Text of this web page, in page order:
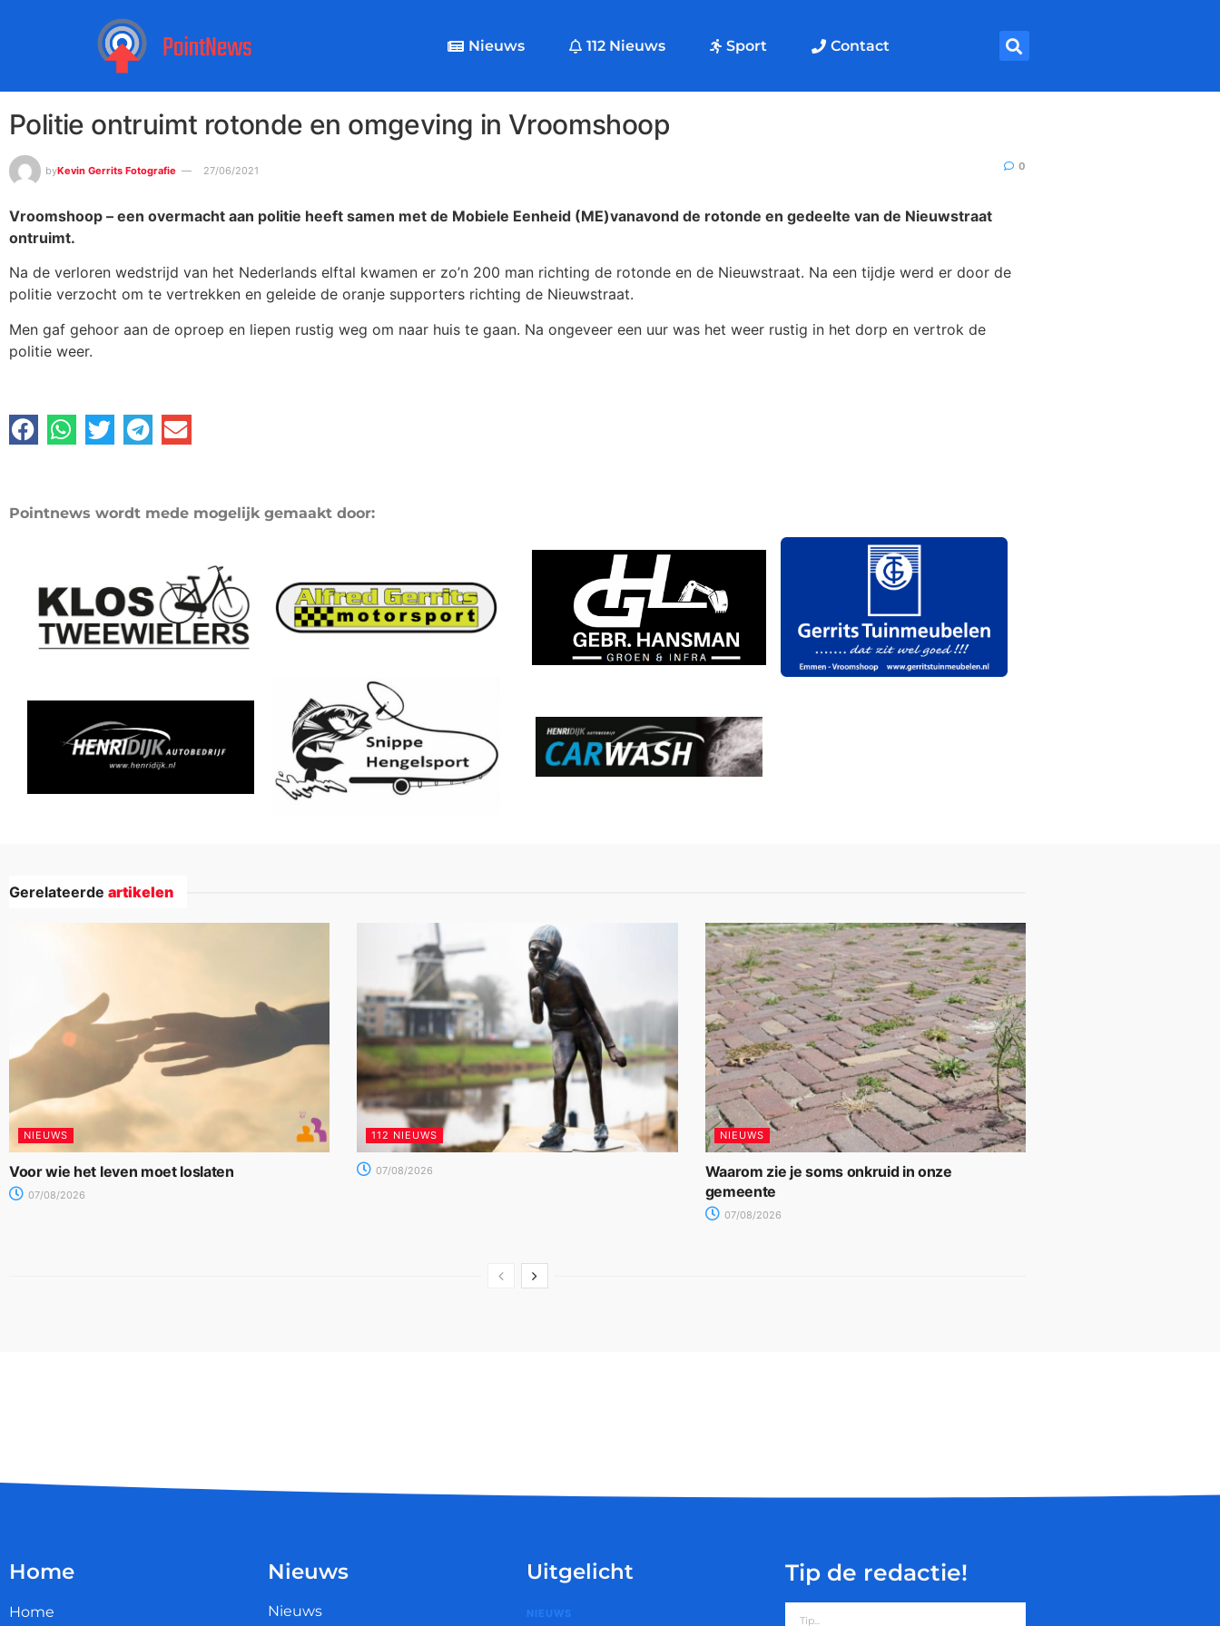
Nieuws 112 Nieuws Sport Contact
Politie ontruimt rotonde en omgeving in Vroomshoop
byKevin Gerrits Fotografie 27/06/2021 0
Vroomshoop – een overmacht aan politie heeft samen met de Mobiele Eenheid (ME)vanavond de rotonde en gedeelte van de Nieuwstraat
ontruimt.
Na de verloren wedstrijd van het Nederlands elftal kwamen er zo’n 200 man richting de rotonde en de Nieuwstraat. Na een tijdje werd er door de
politie verzocht om te vertrekken en geleide de oranje supporters richting de Nieuwstraat.
Men gaf gehoor aan de oproep en liepen rustig weg om naar huis te gaan. Na ongeveer een uur was het weer rustig in het dorp en vertrok de
politie weer.
Pointnews wordt mede mogelijk gemaakt door:
Gerelateerde artikelen
NIEUWS
Voor wie het leven moet loslaten
07/08/2026
112 NIEUWS
07/08/2026
NIEUWS
Waarom zie je soms onkruid in onze
gemeente
07/08/2026
Home
Home
Nieuws
Nieuws
Uitgelicht
NIEUWS
Tip de redactie!